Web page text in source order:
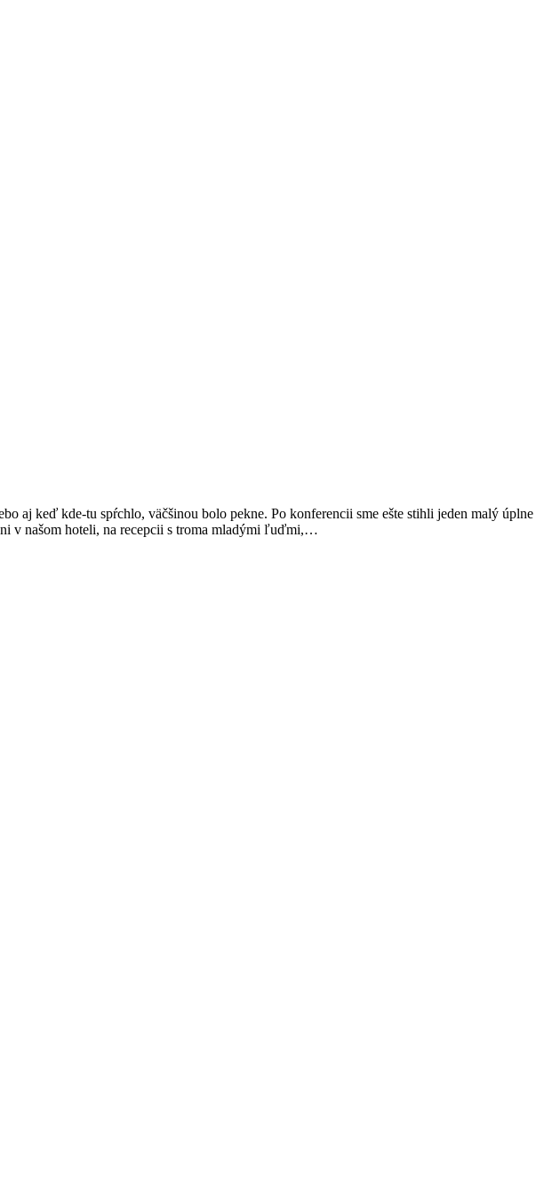
aj keď kde-tu spŕchlo, väčšinou bolo pekne. Po konferencii sme ešte stihli jeden malý úplne
v našom hoteli, na recepcii s troma mladými ľuďmi,…